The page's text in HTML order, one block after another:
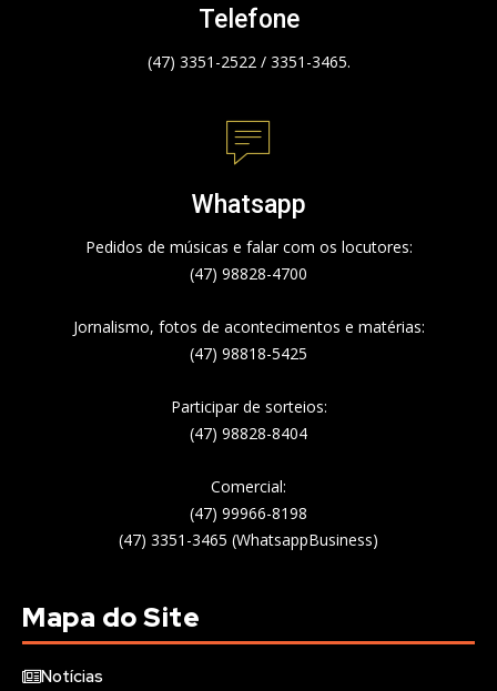
Telefone
(47) 3351-2522 / 3351-3465.
Whatsapp
Pedidos de músicas e falar com os locutores:
(47) 98828-4700
Jornalismo, fotos de acontecimentos e matérias:
(47) 98818-5425
Participar de sorteios:
(47) 98828-8404
Comercial:
(47) 99966-8198
(47) 3351-3465 (WhatsappBusiness)
Mapa do Site
Notícias